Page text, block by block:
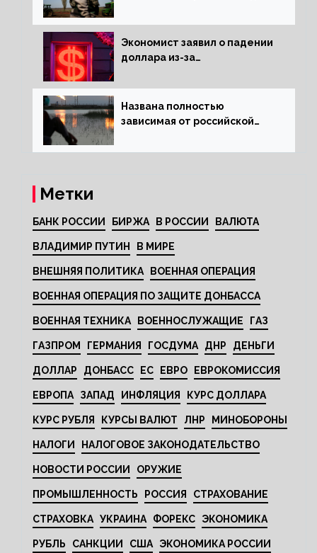
Экономист заявил о падении
доллара из-за
Названа полностью
зависимая от российской
Метки
БАНК РОССИИ БИРЖА В РОССИИ ВАЛЮТА
ВЛАДИМИР ПУТИН В МИРЕ
ВНЕШНЯЯ ПОЛИТИКА ВОЕННАЯ ОПЕРАЦИЯ
ВОЕННАЯ ОПЕРАЦИЯ ПО ЗАЩИТЕ ДОНБАССА
ВОЕННАЯ ТЕХНИКА ВОЕННОСЛУЖАЩИЕ ГАЗ
ГАЗПРОМ ГЕРМАНИЯ ГОСДУМА ДНР ДЕНЬГИ
ДОЛЛАР ДОНБАСС ЕС ЕВРО ЕВРОКОМИССИЯ
ЕВРОПА ЗАПАД ИНФЛЯЦИЯ КУРС ДОЛЛАРА
КУРС РУБЛЯ КУРСЫ ВАЛЮТ ЛНР МИНОБОРОНЫ
НАЛОГИ НАЛОГОВОЕ ЗАКОНОДАТЕЛЬСТВО
НОВОСТИ РОССИИ ОРУЖИЕ
ПРОМЫШЛЕННОСТЬ РОССИЯ СТРАХОВАНИЕ
СТРАХОВКА УКРАИНА ФОРЕКС ЭКОНОМИКА
РУБЛЬ САНКЦИИ США ЭКОНОМИКА РОССИИ